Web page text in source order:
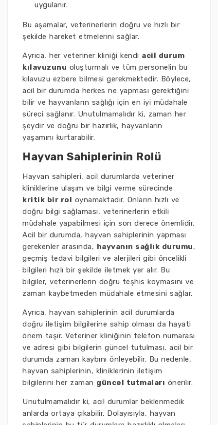
uygulanır.
Bu aşamalar, veterinerlerin doğru ve hızlı bir
şekilde hareket etmelerini sağlar.
Ayrıca, her veteriner kliniği kendi acil durum
kılavuzunu oluşturmalı ve tüm personelin bu
kılavuzu ezbere bilmesi gerekmektedir. Böylece,
acil bir durumda herkes ne yapması gerektiğini
bilir ve hayvanların sağlığı için en iyi müdahale
süreci sağlanır. Unutulmamalıdır ki, zaman her
şeydir ve doğru bir hazırlık, hayvanların
yaşamını kurtarabilir.
Hayvan Sahiplerinin Rolü
Hayvan sahipleri, acil durumlarda veteriner
kliniklerine ulaşım ve bilgi verme sürecinde
kritik bir rol oynamaktadır. Onların hızlı ve
doğru bilgi sağlaması, veterinerlerin etkili
müdahale yapabilmesi için son derece önemlidir.
Acil bir durumda, hayvan sahiplerinin yapması
gerekenler arasında, hayvanın sağlık durumu,
geçmiş tedavi bilgileri ve alerjileri gibi öncelikli
bilgileri hızlı bir şekilde iletmek yer alır. Bu
bilgiler, veterinerlerin doğru teşhis koymasını ve
zaman kaybetmeden müdahale etmesini sağlar.
Ayrıca, hayvan sahiplerinin acil durumlarda
doğru iletişim bilgilerine sahip olması da hayati
önem taşır. Veteriner kliniğinin telefon numarası
ve adresi gibi bilgilerin güncel tutulması, acil bir
durumda zaman kaybını önleyebilir. Bu nedenle,
hayvan sahiplerinin, kliniklerinin iletişim
bilgilerini her zaman güncel tutmaları önerilir.
Unutulmamalıdır ki, acil durumlar beklenmedik
anlarda ortaya çıkabilir. Dolayısıyla, hayvan